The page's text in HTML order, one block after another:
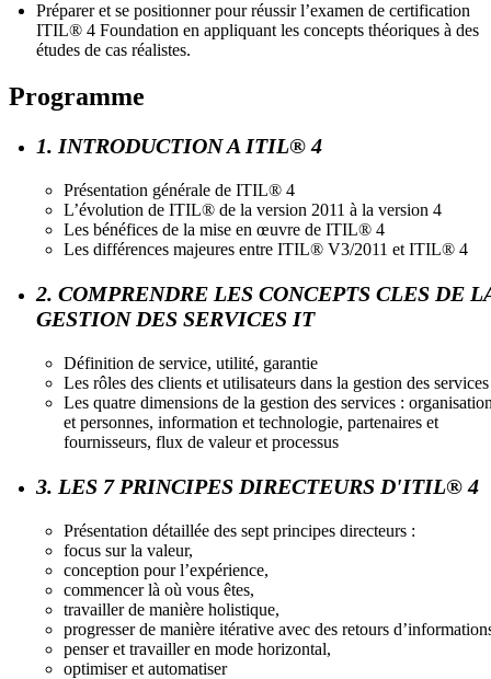
Préparer et se positionner pour réussir l’examen de certification
ITIL® 4 Foundation en appliquant les concepts théoriques à des
études de cas réalistes.
Programme
1. INTRODUCTION A ITIL® 4
Présentation générale de ITIL® 4
L’évolution de ITIL® de la version 2011 à la version 4
Les bénéfices de la mise en œuvre de ITIL® 4
Les différences majeures entre ITIL® V3/2011 et ITIL® 4
2. COMPRENDRE LES CONCEPTS CLES DE
GESTION DES SERVICES IT
Définition de service, utilité, garantie
Les rôles des clients et utilisateurs dans la gestion des services
Les quatre dimensions de la gestion des services :
et personnes, information et technologie, partenaires et
fournisseurs, flux de valeur et processus
3. LES 7 PRINCIPES DIRECTEURS D'ITIL® 4
Présentation détaillée des sept principes directeurs :
focus sur la valeur,
conception pour l’expérience,
commencer là où vous êtes,
travailler de manière holistique,
progresser de manière itérative avec des retours
penser et travailler en mode horizontal,
optimiser et automatiser